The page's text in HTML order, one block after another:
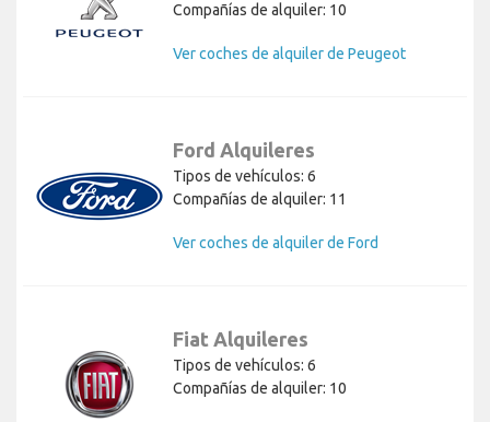
Compañías de alquiler: 10
Ver coches de alquiler de Peugeot
Ford Alquileres
Tipos de vehículos: 6
Compañías de alquiler: 11
Ver coches de alquiler de Ford
Fiat Alquileres
Tipos de vehículos: 6
Compañías de alquiler: 10